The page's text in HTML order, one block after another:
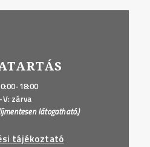
18:00
zárva
látogatható.)
tájékoztató